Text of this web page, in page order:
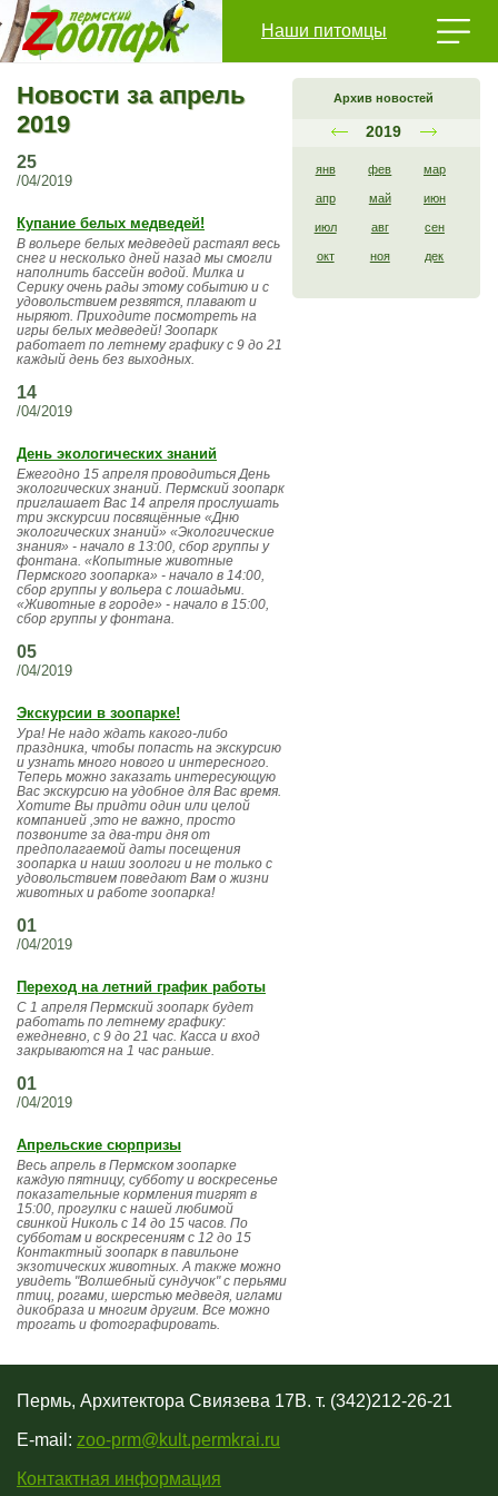
Наши питомцы
Архив новостей
2019
янв фев мар
апр май июн
июл авг сен
окт ноя дек
Новости за апрель
2019
25
/04/2019
Купание белых медведей!
В вольере белых медведей растаял весь
снег и несколько дней назад мы смогли
наполнить бассейн водой. Милка и
Серику очень рады этому событию и с
удовольствием резвятся, плавают и
ныряют. Приходите посмотреть на
игры белых медведей! Зоопарк
работает по летнему графику с 9 до 21
каждый день без выходных.
14
/04/2019
День экологических знаний
Ежегодно 15 апреля проводиться День
экологических знаний. Пермский зоопарк
приглашает Вас 14 апреля прослушать
три экскурсии посвящённые «Дню
экологических знаний» «Экологические
знания» - начало в 13:00, сбор группы у
фонтана. «Копытные животные
Пермского зоопарка» - начало в 14:00,
сбор группы у вольера с лошадьми.
«Животные в городе» - начало в 15:00,
сбор группы у фонтана.
05
/04/2019
Экскурсии в зоопарке!
Ура! Не надо ждать какого-либо
праздника, чтобы попасть на экскурсию
и узнать много нового и интересного.
Теперь можно заказать интересующую
Вас экскурсию на удобное для Вас время.
Хотите Вы придти один или целой
компанией ,это не важно, просто
позвоните за два-три дня от
предполагаемой даты посещения
зоопарка и наши зоологи и не только с
удовольствием поведают Вам о жизни
животных и работе зоопарка!
01
/04/2019
Переход на летний график работы
С 1 апреля Пермский зоопарк будет
работать по летнему графику:
ежедневно, с 9 до 21 час. Касса и вход
закрываются на 1 час раньше.
01
/04/2019
Апрельские сюрпризы
Весь апрель в Пермском зоопарке
каждую пятницу, субботу и воскресенье
показательные кормления тигрят в
15:00, прогулки с нашей любимой
свинкой Николь с 14 до 15 часов. По
субботам и воскресениям с 12 до 15
Контактный зоопарк в павильоне
экзотических животных. А также можно
увидеть "Волшебный сундучок" с перьями
птиц, рогами, шерстью медведя, иглами
дикобраза и многим другим. Все можно
трогать и фотографировать.
Пермь, Архитектора Свиязева 17В. т. (342)212-26-21
E-mail: zoo-prm@kult.permkrai.ru
Контактная информация